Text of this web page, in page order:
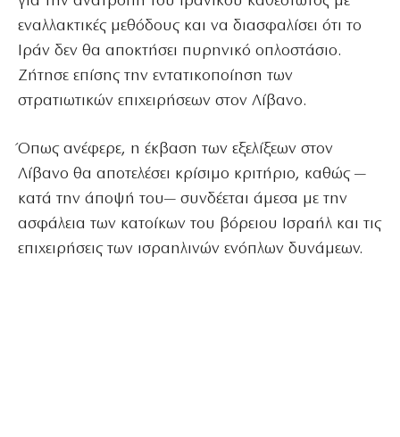
εναλλακτικές μεθόδους και να διασφαλίσει ότι το
Ιράν δεν θα αποκτήσει πυρηνικό οπλοστάσιο.
Ζήτησε επίσης την εντατικοποίηση των
στρατιωτικών επιχειρήσεων στον Λίβανο.
Όπως ανέφερε, η έκβαση των εξελίξεων στον
Λίβανο θα αποτελέσει κρίσιμο κριτήριο, καθώς —
κατά την άποψή του— συνδέεται άμεσα με την
ασφάλεια των κατοίκων του βόρειου Ισραήλ και τις
επιχειρήσεις των ισραηλινών ενόπλων δυνάμεων.